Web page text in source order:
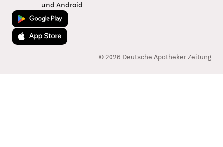
und Android
Jetzt bei Google Play
Laden im App Store
© 2026 Deutsche Apotheker Zeitung